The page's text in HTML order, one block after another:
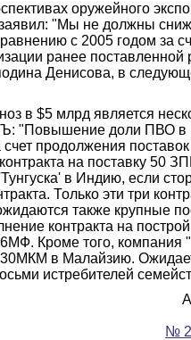
оружейного
"Мы не должны
с 2005 годом за
ранее поставленной
Денисова, в
в $5 млрд является
"Повышение доли ПВО в
продолжения
на поставку 50
в Индию, если
Только эти три
также крупные
контракта на
Кроме того, компания
30МКМ в Малайзию.
истребителей
№